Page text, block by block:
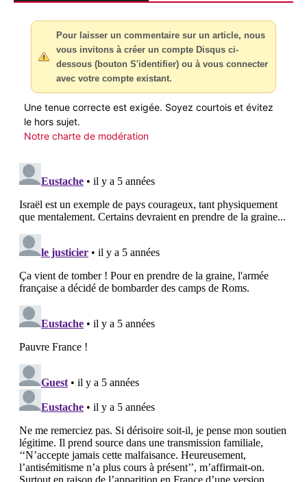
Pour laisser un commentaire sur un article, nous
vous invitons à créer un compte Disqus ci-
dessous (bouton S'identifier) ou à vous connecter
avec votre compte existant.
Une tenue correcte est exigée. Soyez courtois et évitez
le hors sujet.
Notre charte de modération